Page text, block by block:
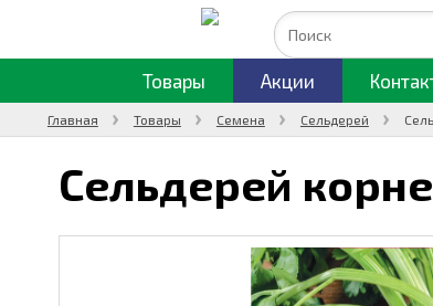
Товары Акции
Главная Товары Семена Сельдерей
Сельдерей